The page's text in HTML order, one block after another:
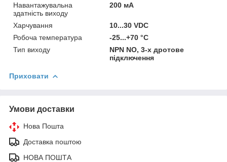
Навантажувальна
здатність виходу
200 мА
Харчування
10...30 VDC
Робоча температура
-25...+70 °C
Тип виходу
NPN NO, 3-х дротове
підключення
Приховати
Умови доставки
Нова Пошта
Доставка поштою
НОВА ПОШТА